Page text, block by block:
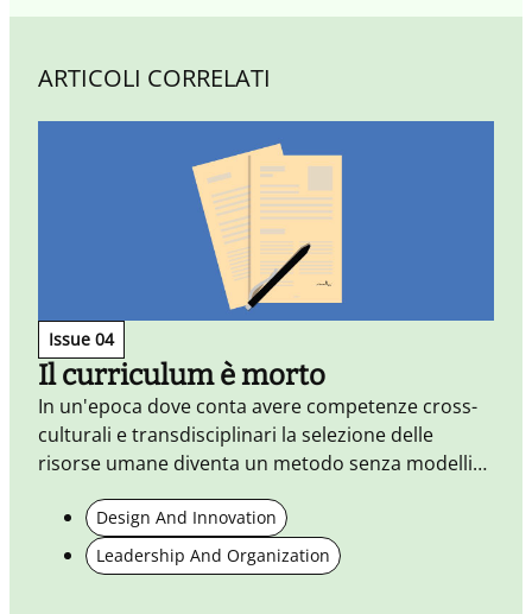
ARTICOLI CORRELATI
Issue 04
Il curriculum è morto
In un'epoca dove conta avere competenze cross-
culturali e transdisciplinari la selezione delle
risorse umane diventa un metodo senza modelli
Design And Innovation
Leadership And Organization